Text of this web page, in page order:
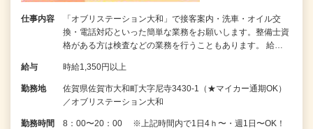
仕事内容
「オブリステーション大和」で接客案内・洗車・オイル交
換・電話対応といった簡単な業務をお願いします。整備士資
格がある方は検査などの業務を行うこともあります。 給…
給与 時給1,350円以上
勤務地
佐賀県佐賀市大和町大字尼寺3430-1（★マイカー通期OK）
／オブリステーション大和
勤務時間
8：00〜20：00 ※上記時間内で1日4ｈ〜・週1日〜OK！